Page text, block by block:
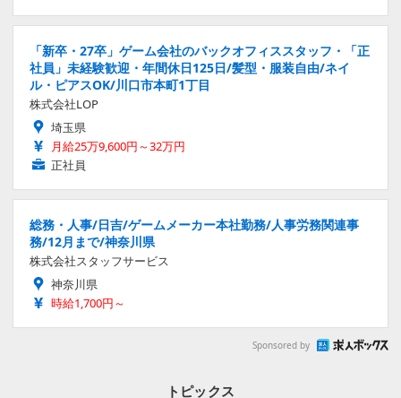
「新卒・27卒」ゲーム会社のバックオフィススタッフ・「正
社員」未経験歓迎・年間休日125日/髪型・服装自由/ネイ
ル・ピアスOK/川口市本町1丁目
株式会社LOP
埼玉県
月給25万9,600円～32万円
正社員
総務・人事/日吉/ゲームメーカー本社勤務/人事労務関連事
務/12月まで/神奈川県
株式会社スタッフサービス
神奈川県
時給1,700円～
Sponsored by
トピックス